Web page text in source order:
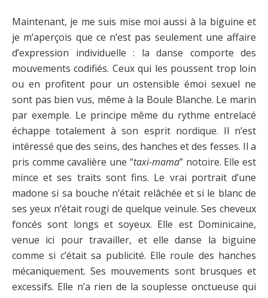
Maintenant, je me suis mise moi aussi à la biguine et
je m’aperçois que ce n’est pas seulement une affaire
d’expression individuelle : la danse comporte des
mouvements codifiés. Ceux qui les poussent trop loin
ou en profitent pour un ostensible émoi sexuel ne
sont pas bien vus, même à la Boule Blanche. Le marin
par exemple. Le principe même du rythme entrelacé
échappe totalement à son esprit nordique. Il n’est
intéressé que des seins, des hanches et des fesses. Il a
pris comme cavalière une “taxi-mama” notoire. Elle est
mince et ses traits sont fins. Le vrai portrait d’une
madone si sa bouche n’était relâchée et si le blanc de
ses yeux n’était rougi de quelque veinule. Ses cheveux
foncés sont longs et soyeux. Elle est Dominicaine,
venue ici pour travailler, et elle danse la biguine
comme si c’était sa publicité. Elle roule des hanches
mécaniquement. Ses mouvements sont brusques et
excessifs. Elle n’a rien de la souplesse onctueuse qui